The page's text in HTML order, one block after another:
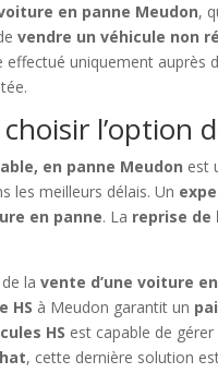
en panne Meudon,
vendre un véhicule non
uniquement auprès
en panne Meudon est
les meilleurs délais. Un
en panne. La reprise de
lavente d’une voiture
HS à Meudon garantit un
HS est capable de
, cette dernière solution